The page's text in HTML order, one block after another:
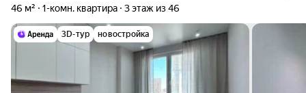
46 м² 1-комн. квартира 3 этаж из 46
3D-тур новостройка